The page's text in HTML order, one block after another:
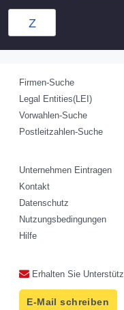
Z
Firmen-Suche
Legal Entities(LEI)
Vorwahlen-Suche
Postleitzahlen-Suche
Unternehmen Eintragen
Kontakt
Datenschutz
Nutzungsbedingungen
Hilfe
Erhalten Sie
E-Mail schreiben